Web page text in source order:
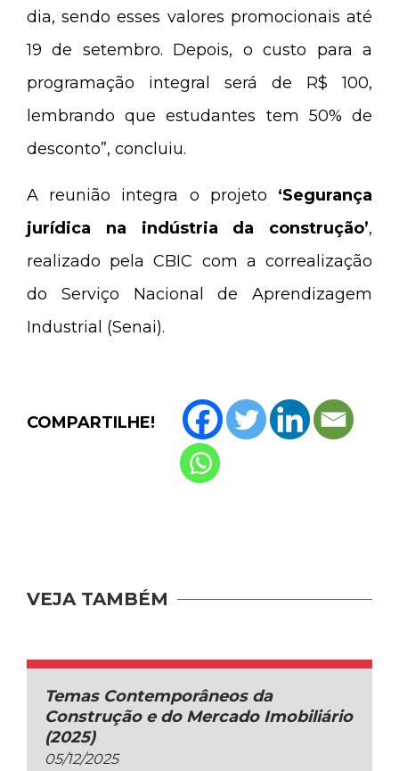
dia, sendo esses valores promocionais até
19 de setembro. Depois, o custo para a
programação integral será de R$ 100,
lembrando que estudantes tem 50% de
desconto”, concluiu.
A reunião integra o projeto ‘Segurança
jurídica na indústria da construção’,
realizado pela CBIC com a correalização
do Serviço Nacional de Aprendizagem
Industrial (Senai).
COMPARTILHE!
VEJA TAMBÉM
Temas Contemporâneos da
Construção e do Mercado Imobiliário
(2025)
05/12/2025